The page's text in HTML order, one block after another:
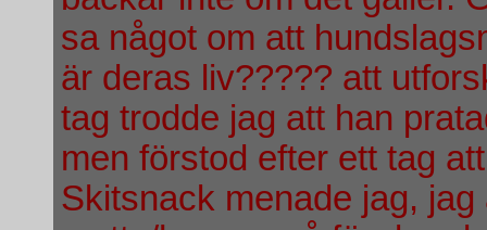
sa något om att
är deras liv????? att
tag trodde jag att han
men förstod efter ett tag
Skitsnack menade jag,